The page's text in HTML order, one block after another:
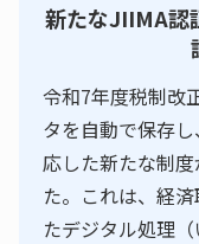
新たなJIIMA認
令和7年度税制改
タを自動で保存
応した新たな制
た。これは、経
たデジタル処理